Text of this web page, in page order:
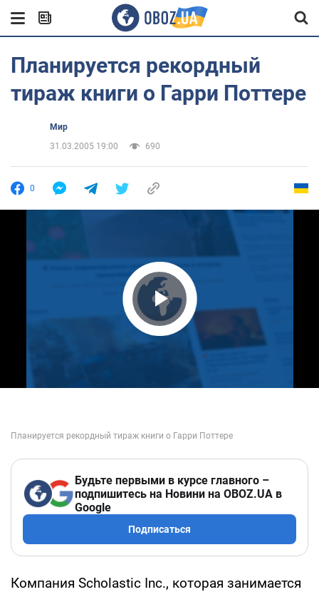
Планируется рекордный
тираж книги о Гарри Поттере
Мир
31.03.2005 19:00
690
0
Play Video
Будьте первыми в курсе главного –
подпишитесь на Новини на OBOZ.UA в
Google
Подписаться
Компания Scholastic Inc., которая занимается